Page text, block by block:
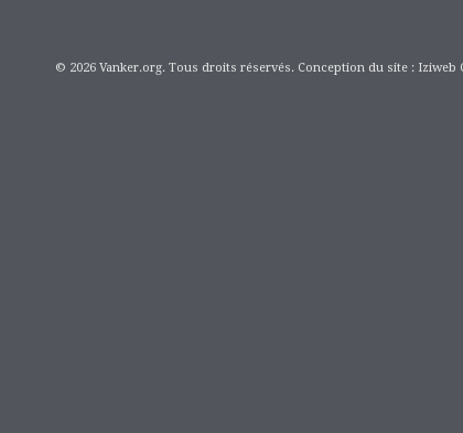
© 2026 Vanker.org. Tous droits réservés. Conception du site : Iziweb